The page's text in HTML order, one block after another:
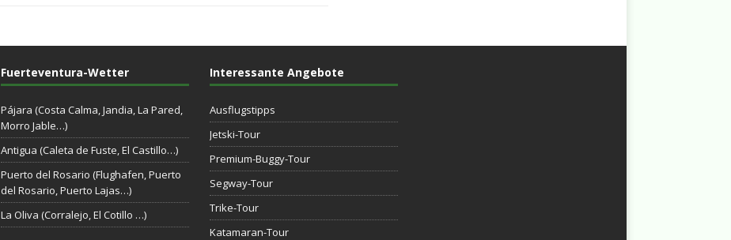
Fuerteventura-Wetter
Pájara (Costa Calma, Jandia, La Pared,
Morro Jable…)
Antigua (Caleta de Fuste, El Castillo…)
Puerto del Rosario (Flughafen, Puerto
del Rosario, Puerto Lajas…)
La Oliva (Corralejo, El Cotillo …)
Interessante Angebote
Ausflugstipps
Jetski-Tour
Premium-Buggy-Tour
Segway-Tour
Trike-Tour
Katamaran-Tour